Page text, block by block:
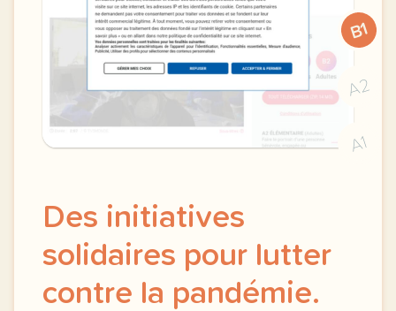
B1
A2
A1
Des initiatives
solidaires pour lutter
contre la pandémie.